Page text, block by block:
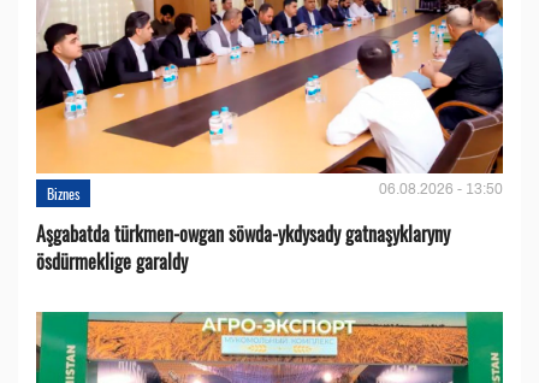
Biznes 06.08.2026 - 13:50
Aşgabatda türkmen-owgan söwda-ykdysady gatnaşyklaryny
ösdürmeklige garaldy